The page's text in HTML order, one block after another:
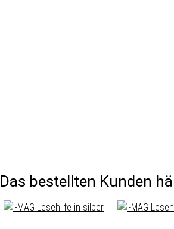
Das bestellten Kunden